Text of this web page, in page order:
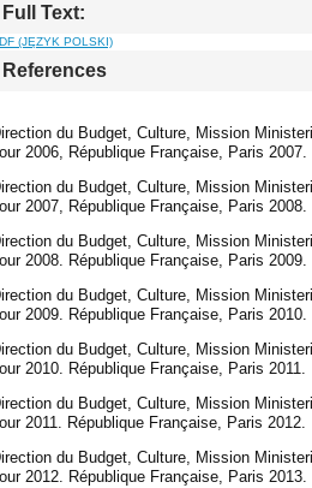
Full Text:
(JĘZYK POLSKI)
References
du Budget, Culture, Mission
2006, République Française, Paris 2007.
du Budget, Culture, Mission
2007, République Française, Paris 2008.
du Budget, Culture, Mission
2008. République Française, Paris 2009.
du Budget, Culture, Mission
2009. République Française, Paris 2010.
du Budget, Culture, Mission
2010. République Française, Paris 2011.
du Budget, Culture, Mission
2011. République Française, Paris 2012.
du Budget, Culture, Mission
2012. République Française, Paris 2013.